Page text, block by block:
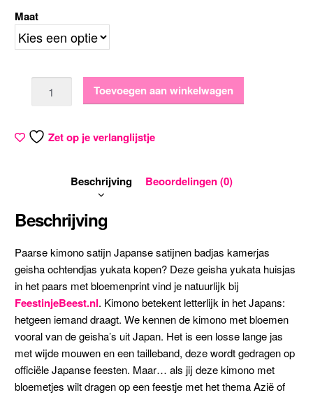
Maat
Toevoegen aan winkelwagen
Zet op je verlanglijstje
Beschrijving Beoordelingen (0)
Beschrijving
Paarse kimono satijn Japanse satijnen badjas kamerjas
geisha ochtendjas yukata kopen? Deze geisha yukata huisjas
in het paars met bloemenprint vind je natuurlijk bij
FeestinjeBeest.nl. Kimono betekent letterlijk in het Japans:
hetgeen iemand draagt. We kennen de kimono met bloemen
vooral van de geisha’s uit Japan. Het is een losse lange jas
met wijde mouwen en een tailleband, deze wordt gedragen op
officiële Japanse feesten. Maar… als jij deze kimono met
bloemetjes wilt dragen op een feestje met het thema Azië of